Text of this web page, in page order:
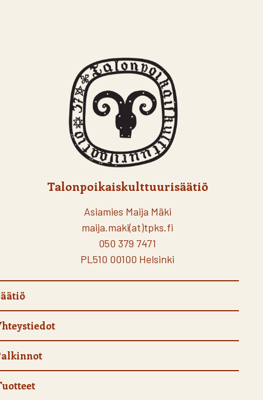
Talonpoikaiskulttuurisäätiö
Asiamies Maija Mäki
maija.maki(at)tpks.fi
050 379 7471
PL510 00100 Helsinki